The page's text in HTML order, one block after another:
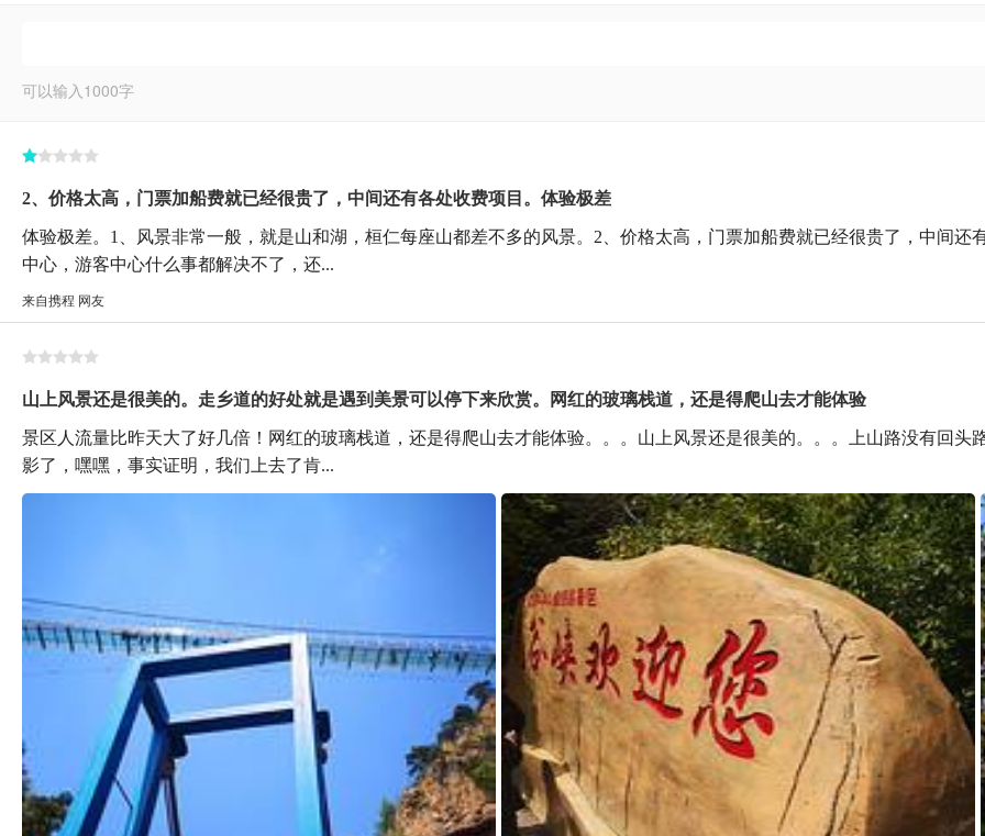
可以输入1000字
2、价格太高，门票加船费就已经很贵了，中间还有各处收费项目。体验极差
体验极差。1、风景非常一般，就是山和湖，桓仁每座山都差不多的风景。2、价格太高，门票加船费就已经很贵了，中间
中心，游客中心什么事都解决不了，还...
来自携程 网友
山上风景还是很美的。走乡道的好处就是遇到美景可以停下来欣赏。网红的玻璃栈道，还是得爬山去才能体验
景区人流量比昨天大了好几倍！网红的玻璃栈道，还是得爬山去才能体验。。。山上风景还是很美的。。。上山路没有回头
影了，嘿嘿，事实证明，我们上去了肯...